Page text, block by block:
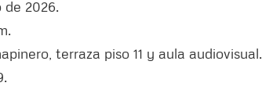
de 2026.
terraza piso 11 y aula audiovisual.